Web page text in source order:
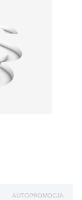
AUTOPROMOCJA